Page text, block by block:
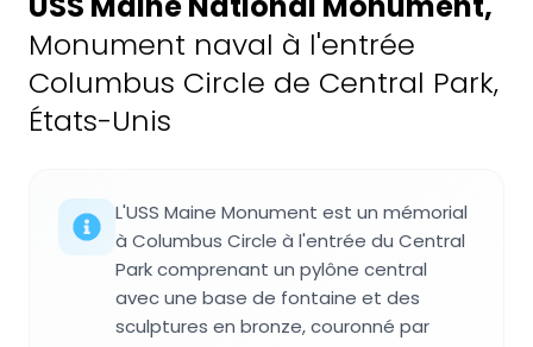
Monument naval à l'entrée
Columbus Circle de Central Park,
États-Unis
L'USS Maine Monument est un mémorial
à Columbus Circle à l'entrée du Central
Park comprenant un pylône central
avec une base de fontaine et des
sculptures en bronze, couronné par